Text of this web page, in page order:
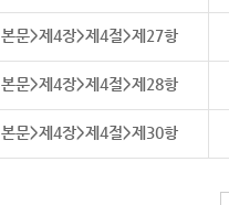
본문>제4장>제4절>제27항
본문>제4장>제4절>제28항
본문>제4장>제4절>제30항